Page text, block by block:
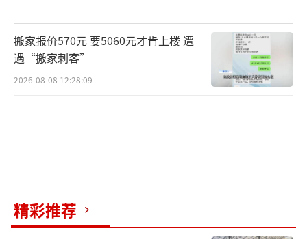
搬家报价570元 要5060元才肯上楼 遭
遇“搬家刺客”
2026-08-08 12:28:09
精彩推荐